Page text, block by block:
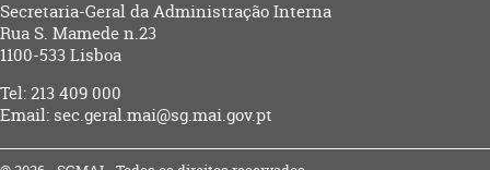
Secretaria-Geral da Administração Interna
Rua S. Mamede n.23
1100-533 Lisboa
Tel: 213 409 000
Email: sec.geral.mai@sg.mai.gov.pt